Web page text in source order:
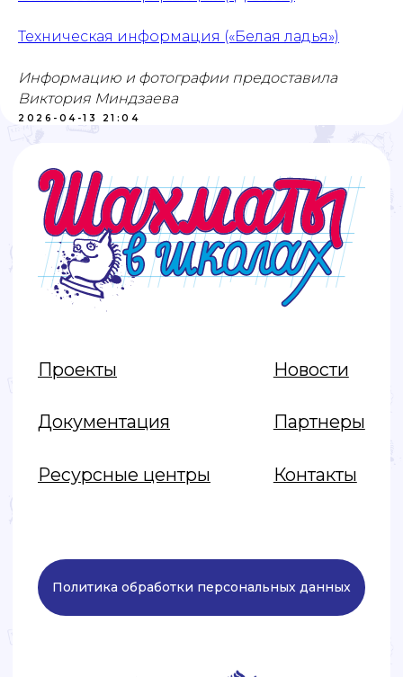
Техническая информация («Белая ладья»)
Информацию и фотографии предоставила
Виктория Миндзаева
2026-04-13 21:04
Политика обработки персональных данных